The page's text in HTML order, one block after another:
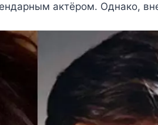
актёром. Однако,